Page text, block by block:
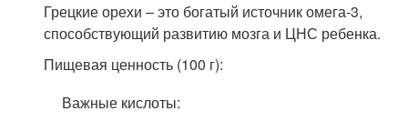
Грецкие орехи – это богатый источник омега-3,
способствующий развитию мозга и ЦНС ребенка.
Пищевая ценность (100 г):
Важные кислоты: